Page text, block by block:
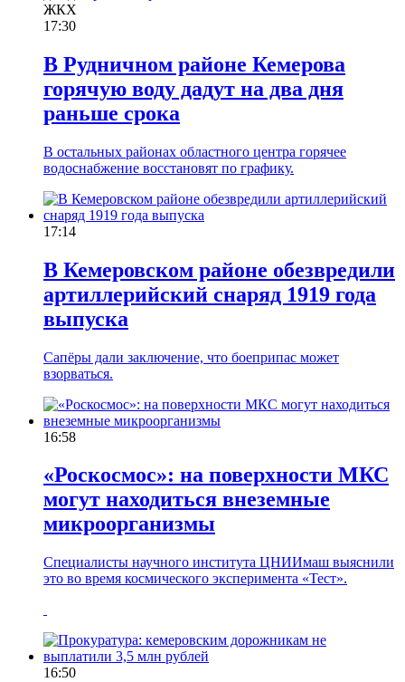
ЖКХ
17:30
В Рудничном районе Кемерова
горячую воду дадут на два дня
раньше срока
В остальных районах областного центра горячее
водоснабжение восстановят по графику.
17:14
В Кемеровском районе обезвредили
артиллерийский снаряд 1919 года
выпуска
Сапёры дали заключение, что боеприпас может
взорваться.
16:58
«Роскосмос»: на поверхности МКС
могут находиться внеземные
микроорганизмы
Специалисты научного института ЦНИИмаш выяснили
это во время космического эксперимента «Тест».
16:50